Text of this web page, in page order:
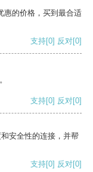
惠的价格，买到最合适
支持[0] 反对[0]
支持[0] 反对[0]
安全性的连接，并帮
支持[0] 反对[0]